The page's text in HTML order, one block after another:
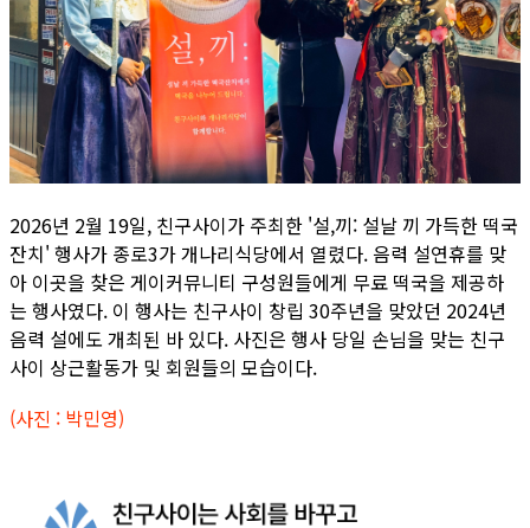
2026년 2월 19일, 친구사이가 주최한 '설,끼: 설날 끼 가득한 떡국
잔치' 행사가 종로3가 개나리식당에서 열렸다. 음력 설연휴를 맞
아 이곳을 찾은 게이커뮤니티 구성원들에게 무료 떡국을 제공하
는 행사였다. 이 행사는 친구사이 창립 30주년을 맞았던 2024년
음력 설에도 개최된 바 있다. 사진은 행사 당일 손님을 맞는 친구
사이 상근활동가 및 회원들의 모습이다.
(사진 : 박민영)